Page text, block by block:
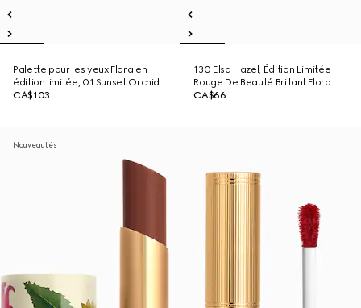
Palette pour les yeux Flora en
édition limitée, 01 Sunset Orchid
CA$103
130 Elsa Hazel, Édition Limitée
Rouge De Beauté Brillant Flora
CA$66
Nouveautés